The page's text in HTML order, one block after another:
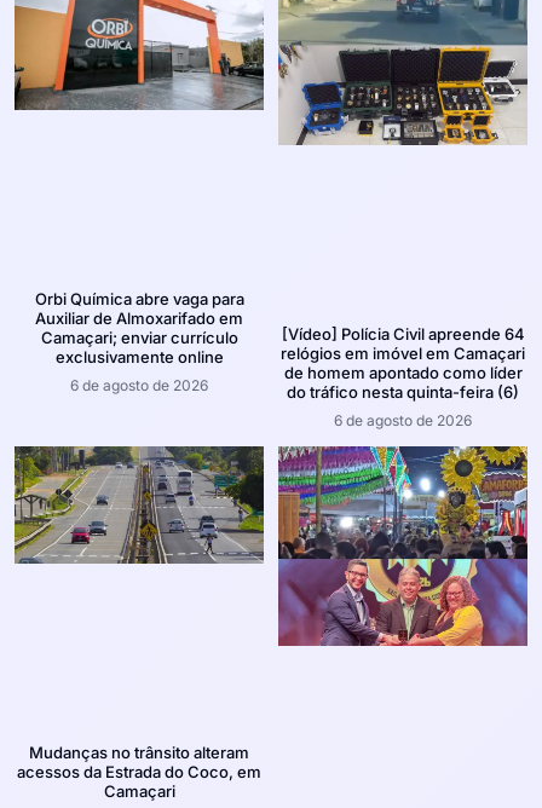
Orbi Química abre vaga para
Auxiliar de Almoxarifado em
Camaçari; enviar currículo
exclusivamente online
6 de agosto de 2026
[Vídeo] Polícia Civil apreende 64
relógios em imóvel em Camaçari
de homem apontado como líder
do tráfico nesta quinta-feira (6)
6 de agosto de 2026
Mudanças no trânsito alteram
acessos da Estrada do Coco, em
Camaçari